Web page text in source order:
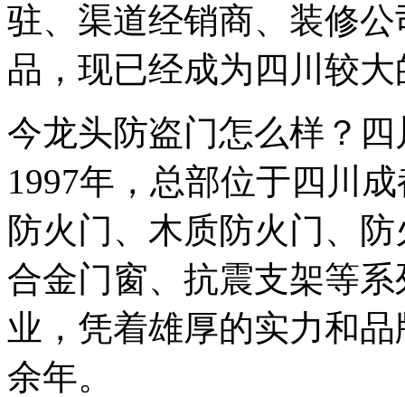
驻、渠道经销商、装修
品，现已经成为四川较
今龙头防盗门怎么样？
1997年，总部位于四川
防火门、木质防火门、
合金门窗、抗震支架等
业，凭着雄厚的实力和
余年。